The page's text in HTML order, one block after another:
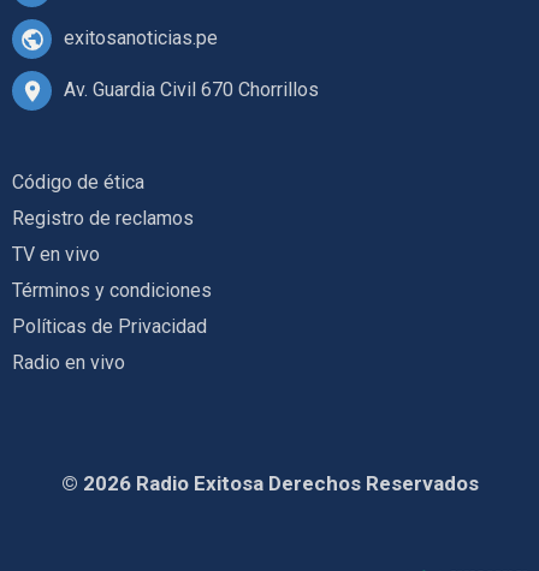
exitosanoticias.pe
Av. Guardia Civil 670 Chorrillos
Código de ética
Registro de reclamos
TV en vivo
Términos y condiciones
Políticas de Privacidad
Radio en vivo
© 2026 Radio Exitosa Derechos Reservados